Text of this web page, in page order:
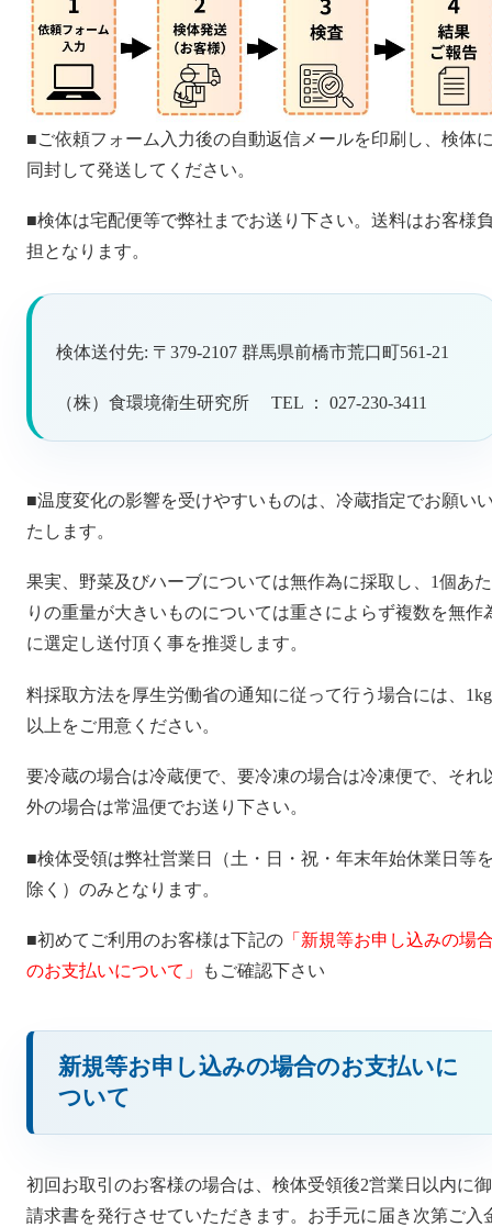
■ご依頼フォーム入力後の自動返信メールを印刷し、検体
同封して発送してください。
■検体は宅配便等で弊社までお送り下さい。送料はお客様
担となります。
検体送付先: 〒379-2107 群馬県前橋市荒口町561-21
（株）食環境衛生研究所 TEL ： 027-230-3411
■温度変化の影響を受けやすいものは、冷蔵指定でお願い
たします。
果実、野菜及びハーブについては無作為に採取し、1個あた
りの重量が大きいものについては重さによらず複数を無作
に選定し送付頂く事を推奨します。
料採取方法を厚生労働省の通知に従って行う場合には、1kg
以上をご用意ください。
要冷蔵の場合は冷蔵便で、要冷凍の場合は冷凍便で、それ
外の場合は常温便でお送り下さい。
■検体受領は弊社営業日（土・日・祝・年末年始休業日等
除く）のみとなります。
■初めてご利用のお客様は下記の 「新規等お申し込みの場
のお支払いについて」
もご確認下さい
新規等お申し込みの場合のお支払いに
ついて
初回お取引のお客様の場合は、検体受領後2営業日以内に御
請求書を発行させていただきます。お手元に届き次第ご入